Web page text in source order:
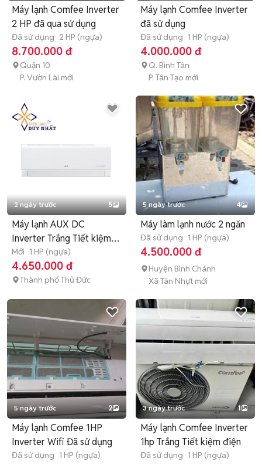
Máy lạnh Comfee Inverter
2 HP đã qua sử dụng
Đã sử dụng 2 HP (ngựa)
8.700.000 đ
Quận 10
P. Vườn Lài mới
Máy lạnh Comfee Inverter
đã sử dụng
Đã sử dụng 1 HP (ngựa)
4.000.000 đ
Q. Bình Tân
P. Tân Tạo mới
2 ngày trước 5
Máy lạnh AUX DC
Inverter Trắng Tiết kiệm
điện
Mới 1 HP (ngựa)
4.650.000 đ
Thành phố Thủ Đức
5 ngày trước 4
Máy làm lạnh nước 2 ngăn
Đã sử dụng 1 HP (ngựa)
4.500.000 đ
Huyện Bình Chánh
Xã Tân Nhựt mới
5 ngày trước 2
Máy lạnh Comfee 1HP
Inverter Wifi Đã sử dụng
Đã sử dụng 1 HP (ngựa)
3 ngày trước 1
Máy lạnh Comfee Inverter
1hp Trắng Tiết kiệm điện
Đã sử dụng 1 HP (ngựa)